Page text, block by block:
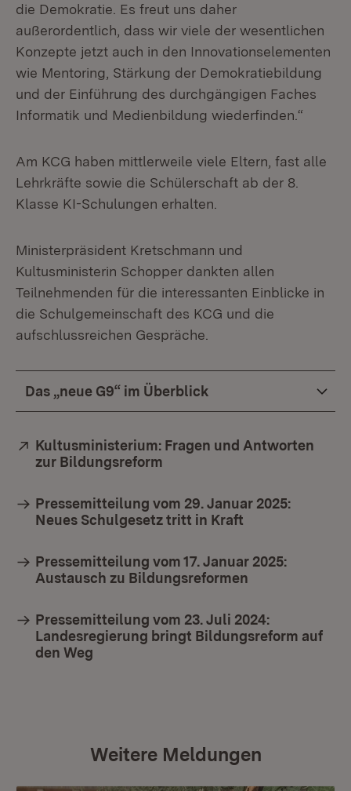
die Demokratie. Es freut uns daher
außerordentlich, dass wir viele der wesentlichen
Konzepte jetzt auch in den Innovationselementen
wie Mentoring, Stärkung der Demokratiebildung
und der Einführung des durchgängigen Faches
Informatik und Medienbildung wiederfinden.“
Am KCG haben mittlerweile viele Eltern, fast alle
Lehrkräfte sowie die Schülerschaft ab der 8.
Klasse KI-Schulungen erhalten.
Ministerpräsident Kretschmann und
Kultusministerin Schopper dankten allen
Teilnehmenden für die interessanten Einblicke in
die Schulgemeinschaft des KCG und die
aufschlussreichen Gespräche.
Das „neue G9“ im Überblick
Extern:
Kultusministerium: Fragen und Antworten
zur Bildungsreform
Pressemitteilung vom 29. Januar 2025:
Neues Schulgesetz tritt in Kraft
Pressemitteilung vom 17. Januar 2025:
Austausch zu Bildungsreformen
Pressemitteilung vom 23. Juli 2024:
Landesregierung bringt Bildungsreform auf
den Weg
Weitere Meldungen